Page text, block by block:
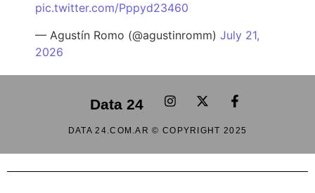
pic.twitter.com/Pppyd23460
— Agustín Romo (@agustinromm) July 21,
2026
Data 24
DATA 24.COM.AR © COPYRIGHT 2025